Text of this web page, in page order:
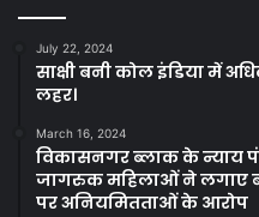
July 22, 2024
साक्षी बनी कोल इंडिया में
लहर।
March 16, 2024
विकासनगर ब्लाक के न्याय
जागरुक महिलाओं ने लगाए
पर अनियमितताओं के आरोप